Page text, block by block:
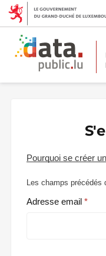
Pourquoi se créer
Les champs précédés
Adresse email